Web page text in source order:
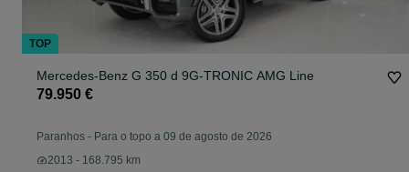
Mercedes-Benz G 350 d 9G-TRONIC AMG Line
79.950 €
Paranhos - Para o topo a 09 de agosto de 2026
2013 - 168.795 km
TOP